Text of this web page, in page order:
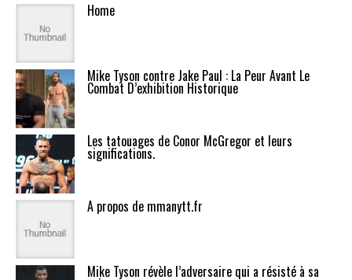
Home
Mike Tyson contre Jake Paul : La Peur Avant Le
Combat D’exhibition Historique
Les tatouages de Conor McGregor et leurs
significations.
A propos de mmanytt.fr
Mike Tyson révèle l’adversaire qui a résisté à sa